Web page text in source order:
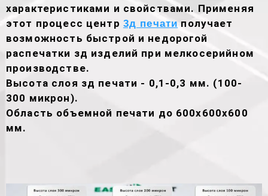
характеристиками и свойствами. Применяя
этот процесс центр 3д печатиполучает
возможность быстрой и недорогой
распечатки зд изделий при мелкосерийном
производстве.
Высота слоя зд печати - 0,1-0,3 мм. (100-
300 микрон).
Область объемной печати до 600х600х600
мм.